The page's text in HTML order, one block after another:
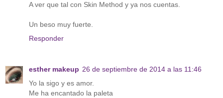
A ver que tal con Skin Method y ya nos cuentas.
Un beso muy fuerte.
Responder
esther makeup 26 de septiembre de 2014 a las 11:46
Yo la sigo y es amor.
Me ha encantado la paleta